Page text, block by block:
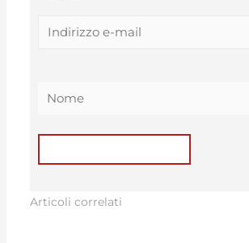
Articoli correlati